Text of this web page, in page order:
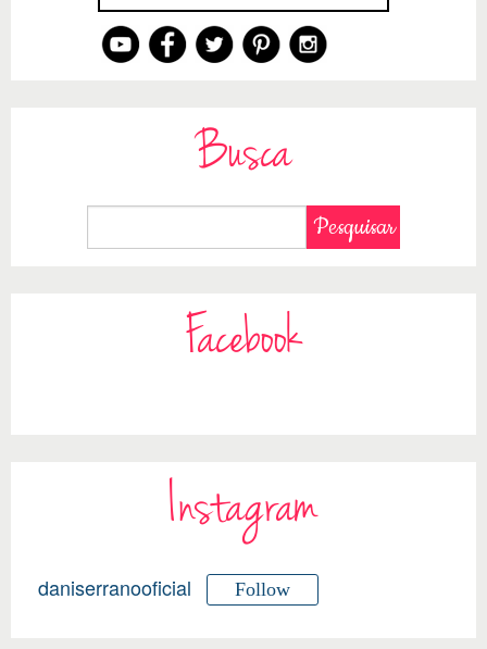
Busca
Facebook
Instagram
daniserranooficial Follow